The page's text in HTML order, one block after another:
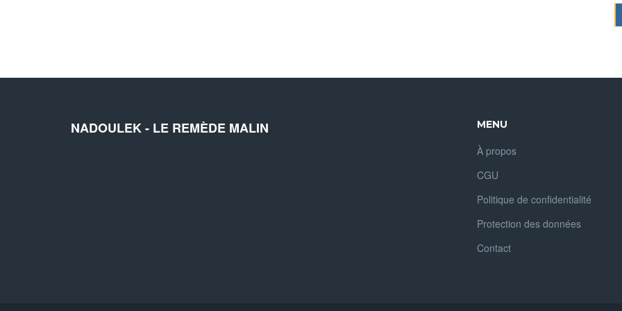
NADOULEK - LE REMÈDE MALIN MENU
À propos
CGU
Politique de confidentialité
Protection des données
Contact